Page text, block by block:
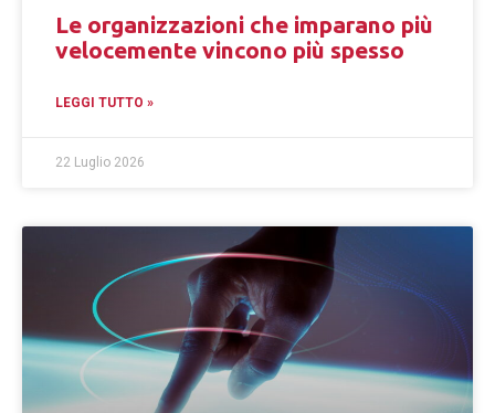
Le organizzazioni che imparano più
velocemente vincono più spesso
LEGGI TUTTO »
22 Luglio 2026